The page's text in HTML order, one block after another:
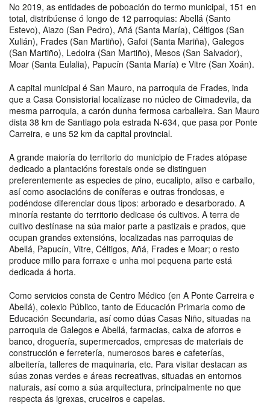
No 2019, as entidades de poboación do termo municipal, 151 en
total, distribúense ó longo de 12 parroquias: Abellá (Santo
Estevo), Aiazo (San Pedro), Añá (Santa María), Céltigos (San
Xulián), Frades (San Martiño), Gafoi (Santa Mariña), Galegos
(San Martiño), Ledoira (San Martiño), Mesos (San Salvador),
Moar (Santa Eulalia), Papucín (Santa María) e Vitre (San Xoán).
A capital municipal é San Mauro, na parroquia de Frades, inda
que a Casa Consistorial localízase no núcleo de Cimadevila, da
mesma parroquia, a carón dunha fermosa carballeira. San Mauro
dista 38 km de Santiago pola estrada N-634, que pasa por Ponte
Carreira, e uns 52 km da capital provincial.
A grande maioría do territorio do municipio de Frades atópase
dedicado a plantacións forestais onde se distinguen
preferentemente as especies de pino, eucalipto, aliso e carballo,
así como asociacións de coníferas e outras frondosas, e
podéndose diferenciar dous tipos: arborado e desarborado. A
minoría restante do territorio dedicase ós cultivos. A terra de
cultivo destínase na súa maior parte a pastizais e prados, que
ocupan grandes extensións, localizadas nas parroquias de
Abellá, Papucín, Vitre, Céltigos, Añá, Frades e Moar; o resto
produce millo para forraxe e unha moi pequena parte está
dedicada á horta.
Como servicios consta de Centro Médico (en A Ponte Carreira e
Abellá), colexio Público, tanto de Educación Primaria como de
Educación Secundaria, así como dúas Casas Niño, situadas na
parroquia de Galegos e Abellá, farmacias, caixa de aforros e
banco, droguería, supermercados, empresas de materiais de
construcción e ferretería, numerosos bares e cafeterías,
albeitería, talleres de maquinaria, etc. Para visitar destacan as
súas zonas verdes e áreas recreativas, situadas en entornos
naturais, así como a súa arquitectura, principalmente no que
respecta ás igrexas, cruceiros e capelas.